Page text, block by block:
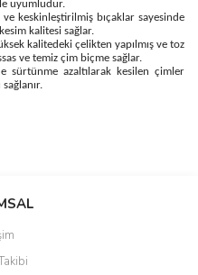
uyumludur.
keskinleştirilmiş bıçaklar sayesinde
kalitesi sağlar.
kalitedeki çelikten yapılmış ve toz
ve temiz çim biçme sağlar.
sürtünme azaltılarak kesilen çimler
sağlanır.
siz yapın!
görüntülenemiyor.